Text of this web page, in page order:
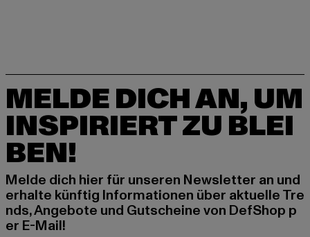
MELDE DICH AN, UM
INSPIRIERT ZU BLEI
BEN!
Melde dich hier für unseren Newsletter an und
erhalte künftig Informationen über aktuelle Tre
nds, Angebote und Gutscheine von DefShop p
er E-Mail!